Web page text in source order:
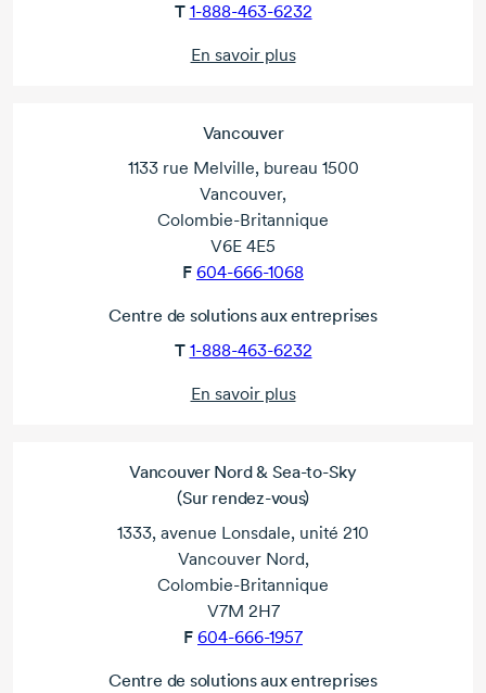
T 1-888-463-6232
En savoir plus
Vancouver
1133 rue Melville, bureau 1500
Vancouver,
Colombie-Britannique
V6E 4E5
F 604-666-1068
Centre de solutions aux entreprises
T 1-888-463-6232
En savoir plus
Vancouver Nord & Sea-to-Sky
(Sur rendez-vous)
1333, avenue Lonsdale, unité 210
Vancouver Nord,
Colombie-Britannique
V7M 2H7
F 604-666-1957
Centre de solutions aux entreprises